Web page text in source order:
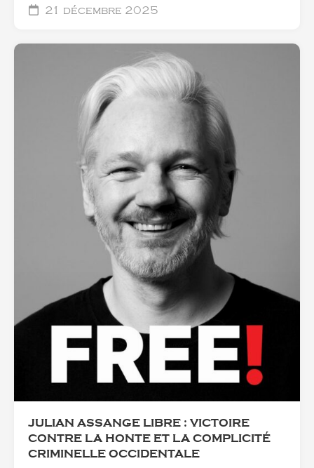
21 décembre 2025
JULIAN ASSANGE LIBRE : VICTOIRE
CONTRE LA HONTE ET LA COMPLICITÉ
CRIMINELLE OCCIDENTALE